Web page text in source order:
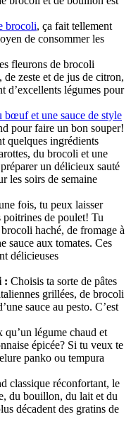
brocoli, ça fait tellement
de consommer les
fleurons de brocoli
de zeste et de jus de citron,
d’excellents légumes pour
et une sauce de style
pour faire un bon souper!
quelques ingrédients
du brocoli et une
un délicieux sauté
les soirs de semaine
fois, tu peux laisser
poitrines de poulet! Tu
haché, de fromage à
sauce aux tomates. Ces
délicieuses
: Choisis ta sorte de pâtes
grillées, de brocoli
sauce au pesto. C’est
légume chaud et
épicée? Si tu veux te
panko ou tempura
classique réconfortant, le
du bouillon, du lait et du
décadent des gratins de